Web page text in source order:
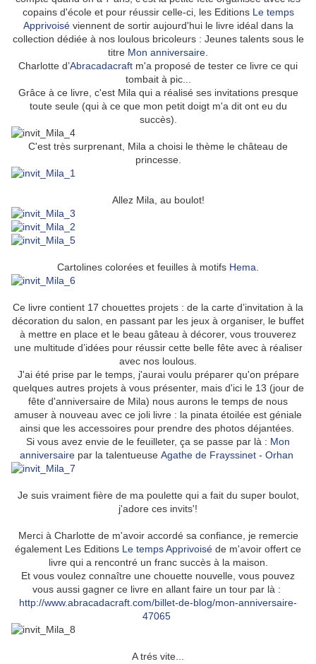
copains d'école et pour réussir celle-ci, les Editions Le temps
Apprivoiséviennent de sortir aujourd'hui le livre idéal dans la
collection dédiée à nos loulous bricoleurs : Jeunes talents sous le
titre Mon anniversaire
Charlotte d’Abracadacraft m'a proposé de tester ce livre ce qui
tombait à pic...
Grâce à ce livre, c'est Mila qui a réalisé ses invitations presque
toute seule (qui à ce que mon petit doigt m'a dit ont eu du
succès).
C'est très surprenant, Mila a choisi le thème le château de
princesse.
Allez Mila, au boulot!
Cartolines colorées et feuilles à motifs Hema
Ce livre contient 17 chouettes projets : de la carte d’invitation à la
décoration du salon, en passant par les jeux à organiser, le buffet
à mettre en place et le beau gâteau à décorer, vous trouverez
une multitude d’idées pour réussir cette belle fête avec à réaliser
avec nos loulous.
J'ai été prise par le temps, j'aurai voulu préparer qu'on prépare
quelques autres projets à vous présenter, mais d'ici le 13 (jour de
fête d'anniversaire de Mila) nous aurons le temps de nous
amuser à nouveau avec ce joli livre : la pinata étoilée est géniale
ainsi que les accessoires pour prendre des photos déjantées.
Si vous avez envie de le feuilleter, ça se passe par là : Mon
anniversaire par la talentueuse Agathe de Frayssinet - Orhan
Je suis vraiment fière de ma poulette qui a fait du super boulot,
j'adore ces invits'!
Merci à Charlotte de m'avoir accordé sa confiance, je remercie
également Les Editions Le temps Apprivoisé de m'avoir offert ce
livre qui a rencontré un franc succès à la maison.
Et vous voulez connaître une chouette nouvelle, vous pouvez
vous aussi gagner ce livre en allant faire un tour par là :
http://www.abracadacraft.com/billet-de-blog/mon-anniversaire-
47065
A trés vite...